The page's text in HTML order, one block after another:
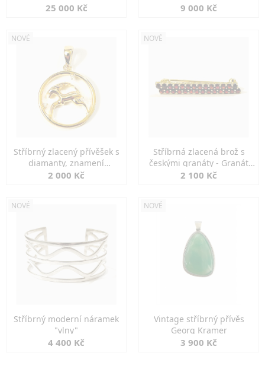
25 000 Kč 9 000 Kč
NOVÉ
Stříbrný zlacený přívěšek s
diamanty, znamení
KOZOROH
2 000 Kč
NOVÉ
Stříbrná zlacená brož s
českými granáty - Granát
Turnov
2 100 Kč
NOVÉ
Stříbrný moderní náramek
"vlny"
4 400 Kč
NOVÉ
Vintage stříbrný přívěs
Georg Kramer
3 900 Kč